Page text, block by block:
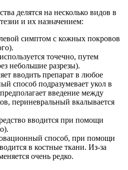
делятся на несколько видов в
и их назначением:
симптом с кожных покровов
точечно, путем
небольшие разрезы).
вводить препарат в любое
способ подразумевает укол в
введение между
периневральный вкалывается
вводится при помощи
способ, при помощи
в костные ткани. Из-за
очень редко.